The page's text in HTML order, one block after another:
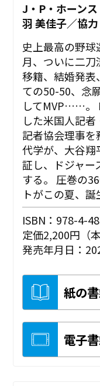
J・P・ホーン
羽 美佳子／協力
史上最高の野
月、ついに二刀
移籍、結婚発表
ての50-50、念
してMVP……。
した米国人記
記者協会理事を
代学が、大谷
証し、ドジャー
する。 圧巻の
トがこの夏、誕
ISBN：978-4-
定価2,200円（
発売年月日：
紙の
電子